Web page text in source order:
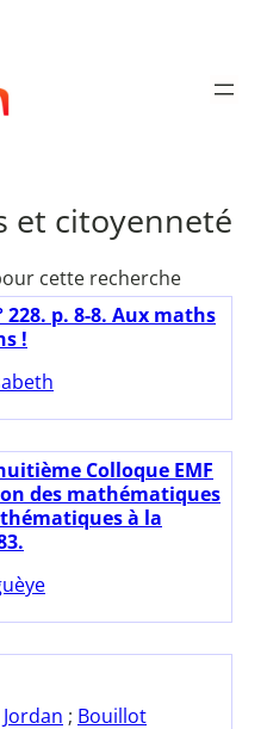
et citoyenneté
cette recherche
228. p. 8-8. Aux maths
!
Colloque EMF
des mathématiques
à la
; Bouillot